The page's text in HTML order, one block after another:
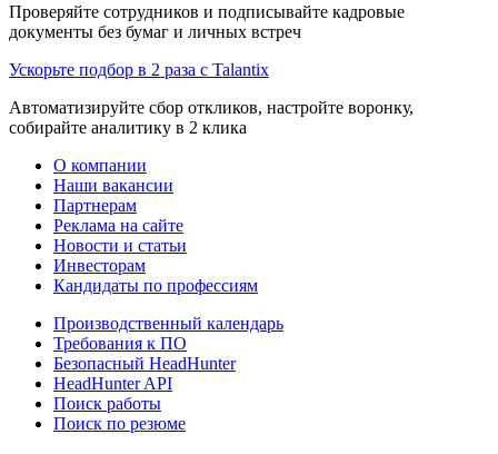
Проверяйте сотрудников и подписывайте кадровые
документы без бумаг и личных встреч
Ускорьте подбор в 2 раза с Talantix
Автоматизируйте сбор откликов, настройте воронку,
собирайте аналитику в 2 клика
О компании
Наши вакансии
Партнерам
Реклама на сайте
Новости и статьи
Инвесторам
Кандидаты по профессиям
Производственный календарь
Требования к ПО
Безопасный HeadHunter
HeadHunter API
Поиск работы
Поиск по резюме